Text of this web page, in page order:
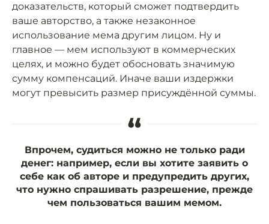
доказательств, который сможет подтвердить
ваше авторство, а также незаконное
использование мема другим лицом. Ну и
главное — мем используют в коммерческих
целях, и можно будет обосновать значимую
сумму компенсаций. Иначе ваши издержки
могут превысить размер присуждённой суммы.
“
Впрочем, судиться можно не только ради
денег: например, если вы хотите заявить о
себе как об авторе и предупредить других,
что нужно спрашивать разрешение, прежде
чем пользоваться вашим мемом.